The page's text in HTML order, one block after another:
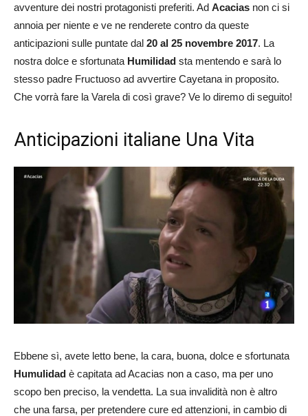
avventure dei nostri protagonisti preferiti. Ad Acacias non ci si
annoia per niente e ve ne renderete contro da queste
anticipazioni sulle puntate dal 20 al 25 novembre 2017. La
nostra dolce e sfortunata Humilidad sta mentendo e sarà lo
stesso padre Fructuoso ad avvertire Cayetana in proposito.
Che vorrà fare la Varela di così grave? Ve lo diremo di seguito!
Anticipazioni italiane Una Vita
Ebbene sì, avete letto bene, la cara, buona, dolce e sfortunata
Humulidad è capitata ad Acacias non a caso, ma per uno
scopo ben preciso, la vendetta. La sua invalidità non è altro
che una farsa, per pretendere cure ed attenzioni, in cambio di